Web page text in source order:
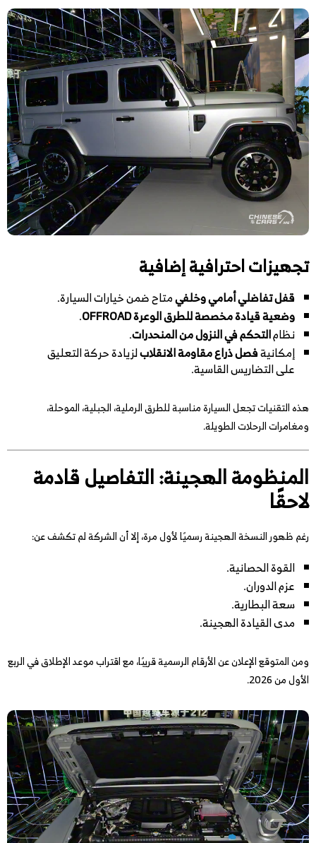
تجهيزات احترافية إضافية
قفل تفاضلي أمامي وخلفيمتاح ضمن خيارات السيارة.
وضعية قيادة مخصصة للطرق الوعرة OFFROAD
.
نظامالتحكم في النزول من المنحدرات.
إمكانيةفصل ذراع مقاومة الانقلابلزيادة حركة التعليق
على التضاريس القاسية.
هذه التقنيات تجعل السيارة مناسبة للطرق الرملية، الجبلية، الموحلة،
ومغامرات الرحلات الطويلة.
المنظومة الهجينة: التفاصيل قادمة
لاحقًا
رغم ظهور النسخة الهجينة رسميًا لأول مرة، إلا أن الشركة لم تكشف عن:
القوة الحصانية.
عزم الدوران.
سعة البطارية.
مدى القيادة الهجينة.
ومن المتوقع الإعلان عن الأرقام الرسمية قريبًا، مع اقتراب موعد الإطلاق في الربع
الأول من 2026.